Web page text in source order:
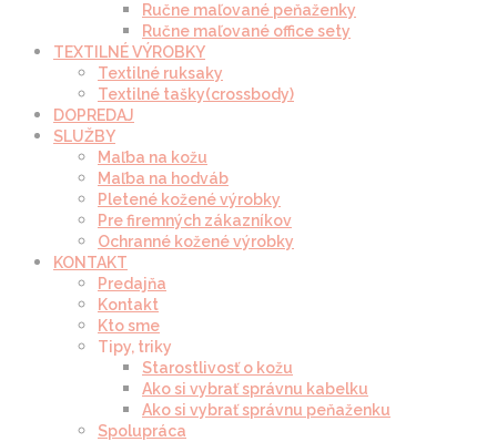
Ručne maľované peňaženky
Ručne maľované office sety
TEXTILNÉ VÝROBKY
Textilné ruksaky
Textilné tašky(crossbody)
DOPREDAJ
SLUŽBY
Maľba na kožu
Maľba na hodváb
Pletené kožené výrobky
Pre firemných zákazníkov
Ochranné kožené výrobky
KONTAKT
Predajňa
Kontakt
Kto sme
Tipy, triky
Starostlivosť o kožu
Ako si vybrať správnu kabelku
Ako si vybrať správnu peňaženku
Spolupráca